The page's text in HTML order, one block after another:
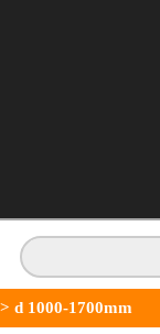
> d 1000-1700mm